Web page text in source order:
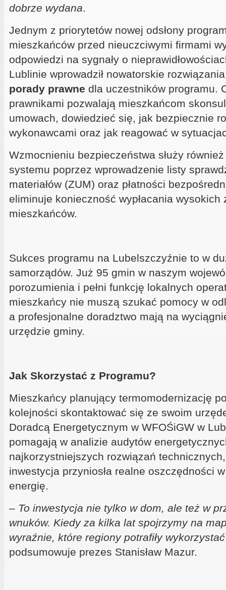
dobrze wydana.
Jednym z priorytetów nowej odsłony
mieszkańców przed nieuczciwymi firmami
odpowiedzi na sygnały o
Lublinie wprowadził nowatorskie
porady prawne dla uczestników programu.
prawnikami pozwalają mieszkańcom
umowach, dowiedzieć się, jak bezpiecznie
wykonawcami oraz jak reagować w
Wzmocnieniu bezpieczeństwa służy
systemu poprzez wprowadzenie listy
materiałów (ZUM) oraz płatności
eliminuje konieczność wypłacania wysokich
mieszkańców.
Sukces programu na Lubelszczyźnie to w
samorządów. Już 95 gmin w naszym
porozumienia i pełni funkcję lokalnych
mieszkańcy nie muszą szukać pomocy w
a profesjonalne doradztwo mają na
urzędzie gminy.
Jak Skorzystać z Programu?
Mieszkańcy planujący termomodernizację
kolejności skontaktować się ze swoim
Doradcą Energetycznym w WFOŚiGW w
pomagają w analizie audytów
najkorzystniejszych rozwiązań
inwestycja przyniosła realne oszczędności
energię.
– To inwestycja nie tylko w dom, ale też w
wnuków. Kiedy za kilka lat spojrzymy na
wyraźnie, które regiony potrafiły
podsumowuje prezes Stanisław Mazur.